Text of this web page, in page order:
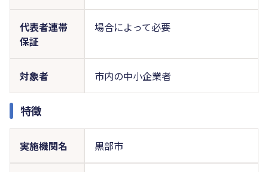
代表者連帯
保証
場合によって必要
対象者 市内の中小企業者
特徴
実施機関名 黒部市